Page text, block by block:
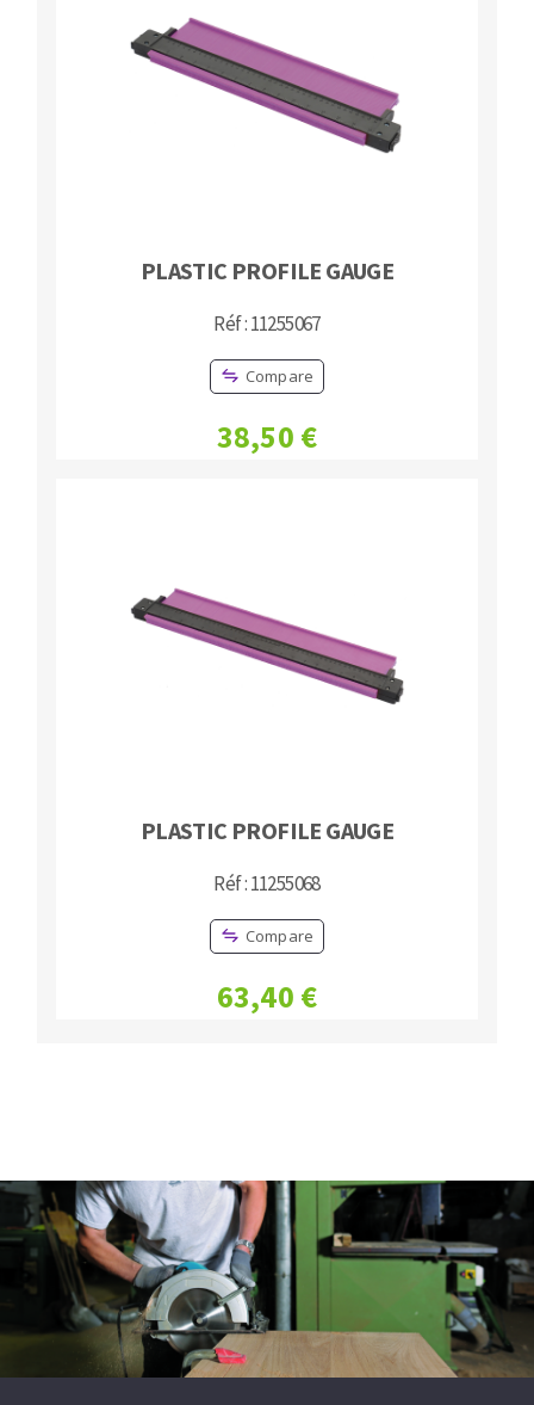
PLASTIC PROFILE GAUGE
Réf : 11255067
Compare
38,50 €
PLASTIC PROFILE GAUGE
Réf : 11255068
Compare
63,40 €